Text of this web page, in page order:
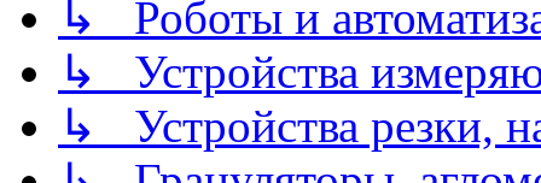
↳ Роботы и
↳ Устройства
↳ Устройства резки,